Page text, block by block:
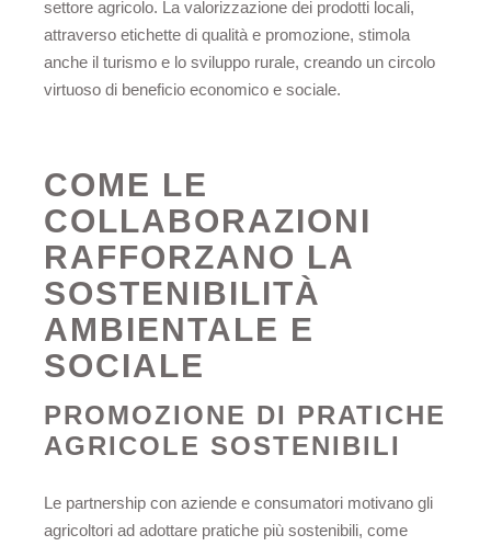
settore agricolo. La valorizzazione dei prodotti locali,
attraverso etichette di qualità e promozione, stimola
anche il turismo e lo sviluppo rurale, creando un circolo
virtuoso di beneficio economico e sociale.
COME LE
COLLABORAZIONI
RAFFORZANO LA
SOSTENIBILITÀ
AMBIENTALE E
SOCIALE
PROMOZIONE DI PRATICHE
AGRICOLE SOSTENIBILI
Le partnership con aziende e consumatori motivano gli
agricoltori ad adottare pratiche più sostenibili, come